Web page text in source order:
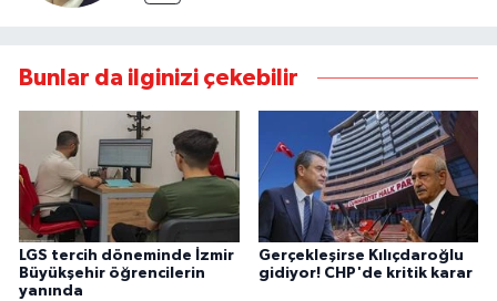
Bunlar da ilginizi çekebilir
LGS tercih döneminde İzmir
Büyükşehir öğrencilerin
yanında
Gerçekleşirse Kılıçdaroğlu
gidiyor! CHP'de kritik karar